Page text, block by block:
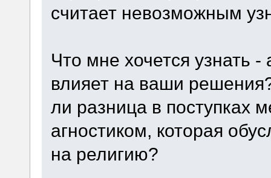
считает невозможным
Что мне хочется узнать
влияет на ваши
ли разница в поступках
агностиком, которая
на религию?